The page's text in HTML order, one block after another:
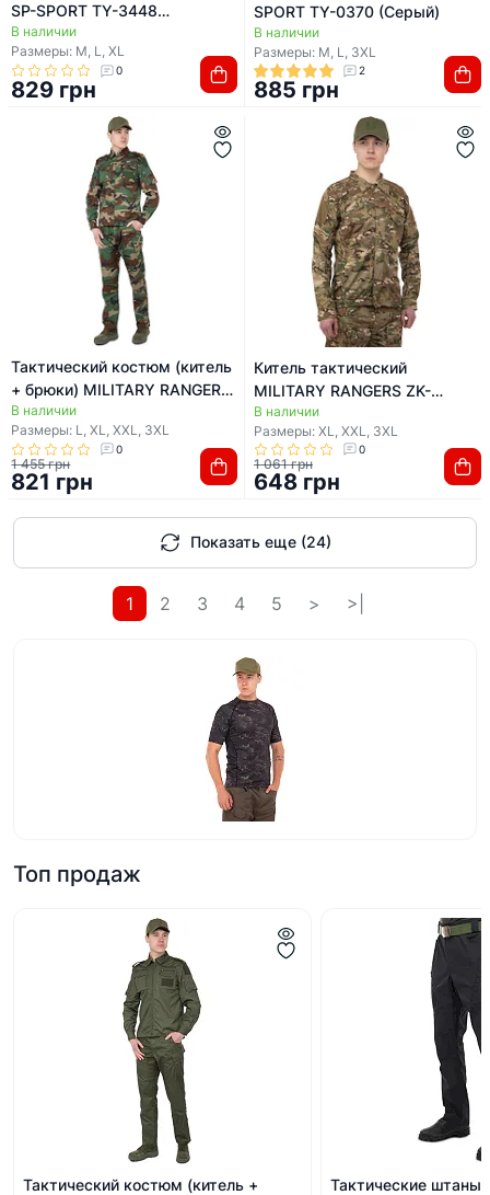
SP-SPORT TY-3448
(Камуфляж Digital Woodland)
В наличии
Размеры: M, L, XL
0
829 грн
SPORT TY-0370 (Серый)
В наличии
Размеры: M, L, 3XL
2
885 грн
Тактический костюм (китель
+ брюки) MILITARY RANGERS
ZK-SU1126 (Камуфляж
Woodland)
В наличии
Размеры: L, XL, XXL, 3XL
0
1 455 грн
821 грн
Китель тактический
MILITARY RANGERS ZK-
JK6006 (Камуфляж Multicam)
В наличии
Размеры: XL, XXL, 3XL
0
1 061 грн
648 грн
Показать еще (24)
1 2 3 4 5 > >|
Топ продаж
Тактический костюм (китель +
Тактические штаны